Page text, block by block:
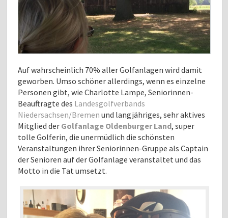
Auf wahrscheinlich 70% aller Golfanlagen wird damit
geworben. Umso schöner allerdings, wenn es einzelne
Personen gibt, wie Charlotte Lampe, Seniorinnen-
Beauftragte des Landesgolfverbands
Niedersachsen/Bremen und langjähriges, sehr aktives
Mitglied der Golfanlage Oldenburger Land, super
tolle Golferin, die unermüdlich die schönsten
Veranstaltungen ihrer Seniorinnen-Gruppe als Captain
der Senioren auf der Golfanlage veranstaltet und das
Motto in die Tat umsetzt.